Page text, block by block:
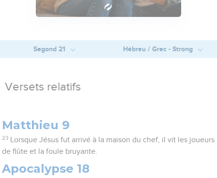
Segond 21 Hébreu / Grec - Strong
Versets relatifs
Matthieu 9
23
Lorsque Jésus fut arrivé à la maison du chef, il vit les joueurs
de flûte et la foule bruyante.
Apocalypse 18